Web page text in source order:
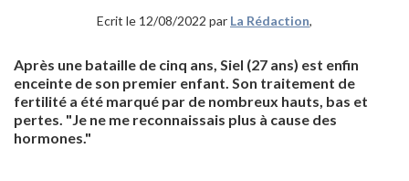
Ecrit le 12/08/2022 par La Rédaction,
Après une bataille de cinq ans, Siel (27 ans) est enfin
enceinte de son premier enfant. Son traitement de
fertilité a été marqué par de nombreux hauts, bas et
pertes. "Je ne me reconnaissais plus à cause des
hormones."